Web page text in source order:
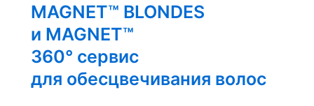
MAGNET™ BLONDES
и MAGNET™
360° сервис
для обесцвечивания волос